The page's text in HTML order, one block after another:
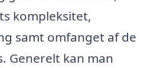
kompleksitet,
samt omfanget af de
Generelt kan man